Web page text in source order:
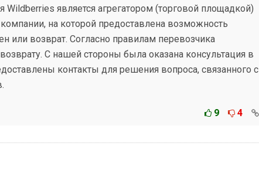
Wildberries является агрегатором (торговой площадкой)
на которой предоставлена возможность
или возврат. Согласно правилам перевозчика
С нашей стороны была оказана консультация в
контакты для решения вопроса, связанного с
9 4